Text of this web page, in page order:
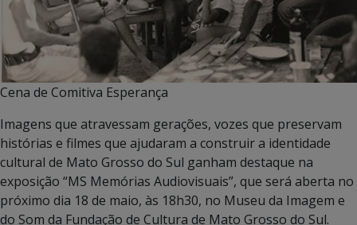
Cena de Comitiva Esperança
Imagens que atravessam gerações, vozes que preservam
histórias e filmes que ajudaram a construir a identidade
cultural de Mato Grosso do Sul ganham destaque na
exposição “MS Memórias Audiovisuais”, que será aberta no
próximo dia 18 de maio, às 18h30, no Museu da Imagem e
do Som da Fundação de Cultura de Mato Grosso do Sul.